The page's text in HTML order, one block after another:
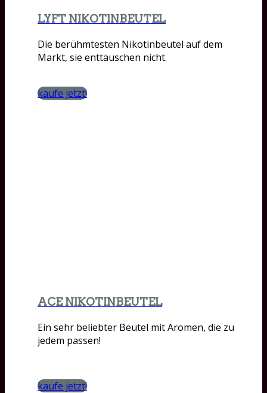
LYFT NIKOTINBEUTEL
Die berühmtesten Nikotinbeutel auf dem
Markt, sie enttäuschen nicht.
kaufe jetzt!
ACE NIKOTINBEUTEL
Ein sehr beliebter Beutel mit Aromen, die zu
jedem passen!
kaufe jetzt!